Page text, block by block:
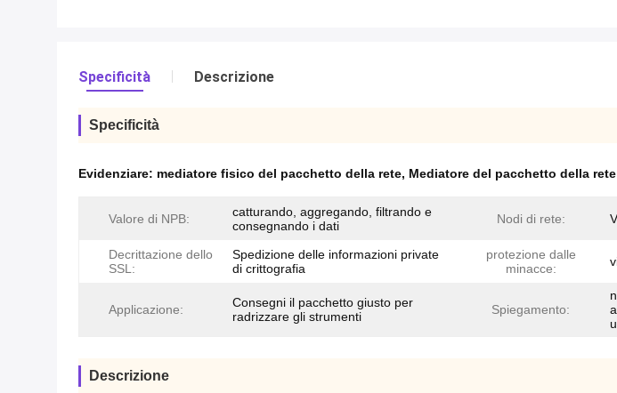
Specificità Descrizione
Specificità
Evidenziare: mediatore fisico del pacchetto della rete, Mediatore del pacchetto della
Valore di NPB:
catturando, aggregando, filtrando e
consegnando i dati
Nodi di rete:
Decrittazione dello
SSL:
Spedizione delle informazioni private
di crittografia
protezione dalle
minacce:
Applicazione:
Consegni il pacchetto giusto per
radrizzare gli strumenti
Spiegamento:
Descrizione